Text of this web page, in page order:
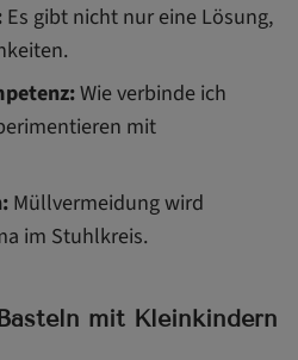
Es gibt nicht nur eine Lösung,
Wie verbinde ich
mit
Müllvermeidung wird
im Stuhlkreis.
mit Kleinkindern